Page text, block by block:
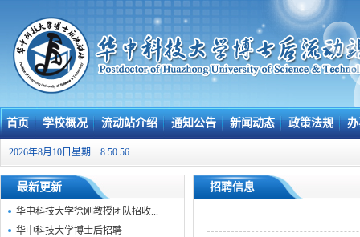
首页 学校概况 流动站介绍 通知公告 新闻动态 政策法规
2026年8月10日星期一8:50:56
最新更新
华中科技大学徐刚教授团队招收...
华中科技大学博士后招聘
招聘信息